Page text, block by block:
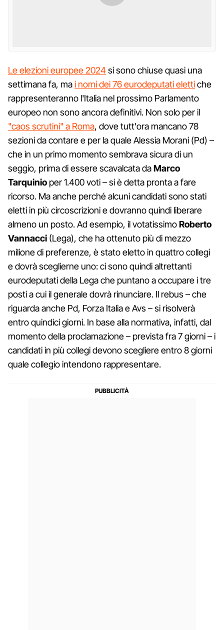
Le elezioni europee 2024si sono chiuse quasi una
settimana fa, mai nomi dei 76 eurodeputati elettiche
rappresenteranno l'Italia nel prossimo Parlamento
europeo non sono ancora definitivi. Non solo per il
"caos scrutini" a Roma, dove tutt'ora mancano 78
sezioni da contare e per la quale Alessia Morani (Pd) –
che in un primo momento sembrava sicura di un
seggio, prima di essere scavalcata daMarco
Tarquinio per 1.400 voti – si è detta pronta a fare
ricorso. Ma anche perché alcuni candidati sono stati
eletti in più circoscrizioni e dovranno quindi liberare
almeno un posto. Ad esempio, il votatissimoRoberto
Vannacci (Lega), che ha ottenuto più di mezzo
milione di preferenze, è stato eletto in quattro collegi
e dovrà sceglierne uno: ci sono quindi altrettanti
eurodeputati della Lega che puntano a occupare i tre
posti a cui il generale dovrà rinunciare. Il rebus – che
riguarda anche Pd, Forza Italia e Avs – si risolverà
entro quindici giorni. In base alla normativa, infatti, dal
momento della proclamazione – prevista fra 7 giorni – i
candidati in più collegi devono scegliere entro 8 giorni
quale collegio intendono rappresentare.